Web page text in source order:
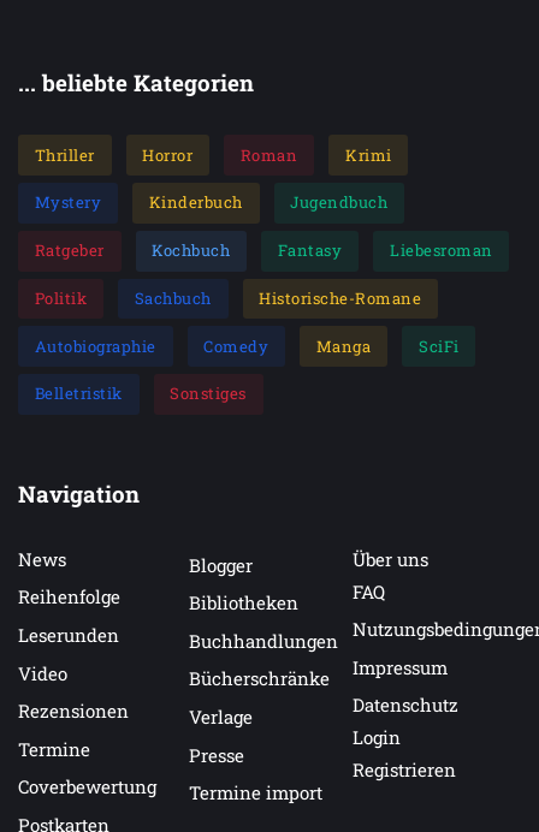
... beliebte Kategorien
Thriller Horror Roman Krimi
Mystery Kinderbuch Jugendbuch
Ratgeber Kochbuch Fantasy Liebesroman
Politik Sachbuch Historische-Romane
Autobiographie Comedy Manga SciFi
Belletristik Sonstiges
Navigation
News
Reihenfolge
Leserunden
Video
Rezensionen
Termine
Coverbewertung
Postkarten
Blogger
Bibliotheken
Buchhandlungen
Bücherschränke
Verlage
Presse
Termine import
Über uns
FAQ
Impressum
Datenschutz
Login
Registrieren